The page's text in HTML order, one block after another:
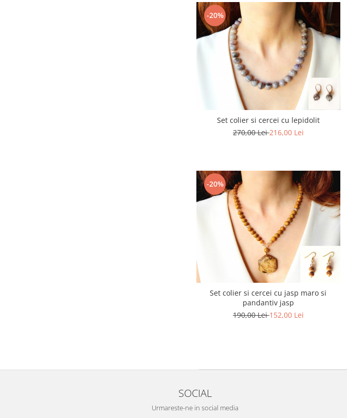
-20%
Set colier si cercei cu lepidolit
270,00 Lei216,00 Lei
-20%
Set colier si cercei cu jasp maro si
pandantiv jasp
190,00 Lei152,00 Lei
SOCIAL
Urmareste-ne in social media